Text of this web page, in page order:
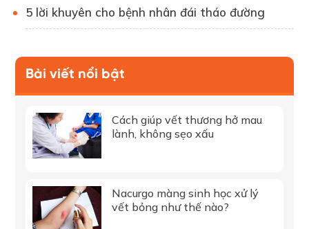
5 lời khuyên cho bệnh nhân đái tháo đường
Bài viết nổi bật
Cách giúp vết thương hở mau
lành, không sẹo xấu
Nacurgo màng sinh học xử lý
vết bỏng như thế nào?